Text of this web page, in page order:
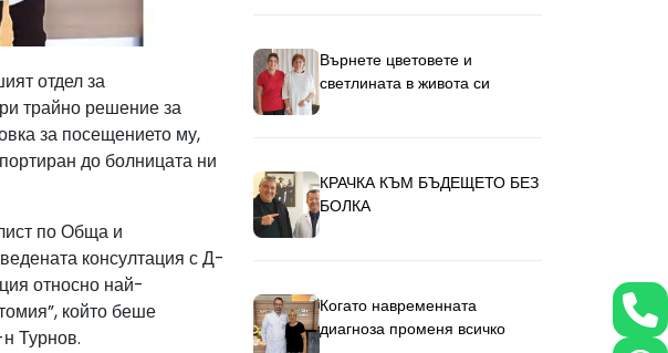
отдел за
трайно решение за
за посещението му,
до болницата ни
по Обща и
консултация с Д-
относно най-
който беше
Турнов.
Върнете цветовете и
светлината в живота си
КРАЧКА КЪМ БЪДЕЩЕТО БЕЗ
БОЛКА
Когато навременната
диагноза променя всичко